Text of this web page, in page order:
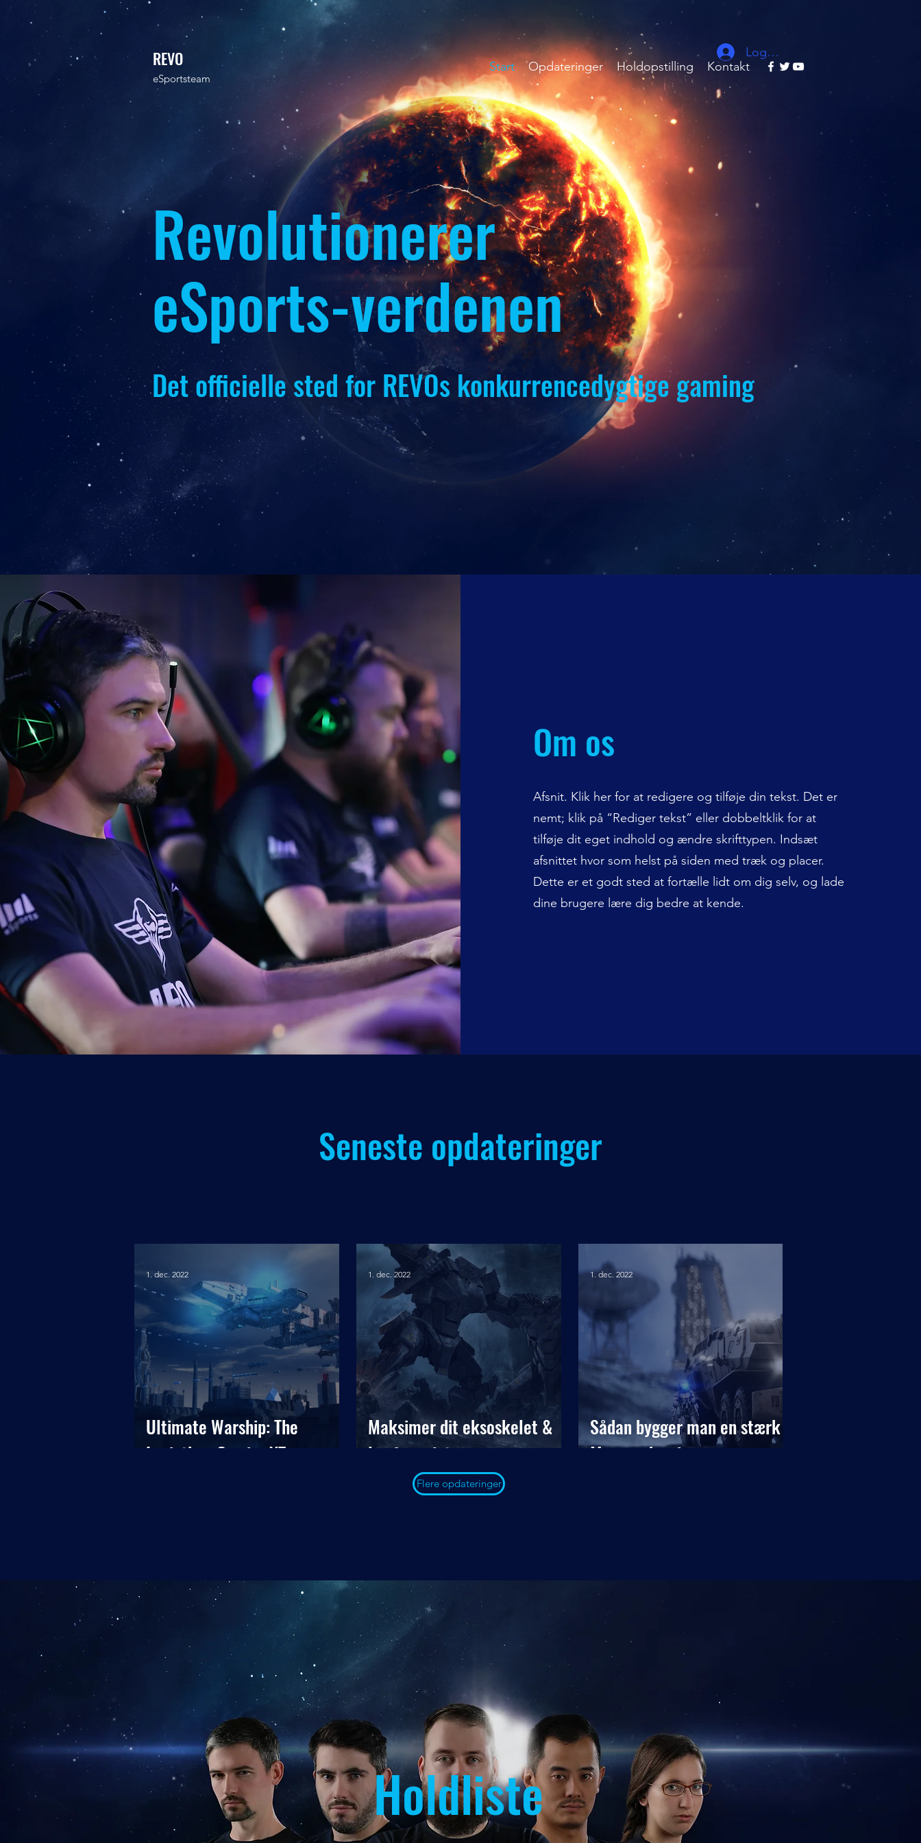
REVO
eSportsteam
Start Opdateringer Holdopstilling Kontakt
Log ind
Revolutionerer
eSports-verdenen
Det officielle sted for REVOs konkurrencedygtige gaming
Om os
Afsnit. Klik her for at redigere og tilføje din tekst. Det er
nemt; klik på “Rediger tekst” eller dobbeltklik for at
tilføje dit eget indhold og ændre skrifttypen. Indsæt
afsnittet hvor som helst på siden med træk og placer.
Dette er et godt sted at fortælle lidt om dig selv, og lade
dine brugere lære dig bedre at kende.
Seneste opdateringer
Ultimate Warship: The
Leviathan Carrier XT
1. dec. 2022
Maksimer dit eksoskelet &
lev for evigt
1. dec. 2022
Sådan bygger man en stærk
Moonrock-mine
1. dec. 2022
Flere opdateringer
Holdliste